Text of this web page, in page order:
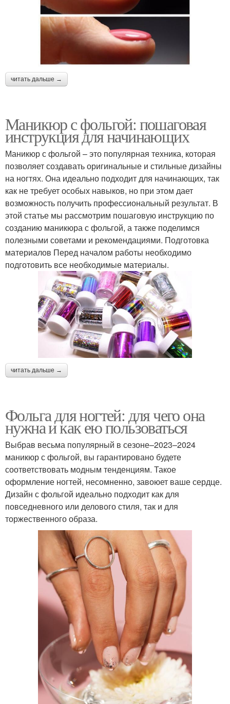
читать дальше →
Маникюр с фольгой: пошаговая
инструкция для начинающих
Маникюр с фольгой – это популярная техника, которая
позволяет создавать оригинальные и стильные дизайны
на ногтях. Она идеально подходит для начинающих, так
как не требует особых навыков, но при этом дает
возможность получить профессиональный результат. В
этой статье мы рассмотрим пошаговую инструкцию по
созданию маникюра с фольгой, а также поделимся
полезными советами и рекомендациями. Подготовка
материалов Перед началом работы необходимо
подготовить все необходимые материалы.
читать дальше →
Фольга для ногтей: для чего она
нужна и как ею пользоваться
Выбрав весьма популярный в сезоне–2023–2024
маникюр с фольгой, вы гарантировано будете
соответствовать модным тенденциям. Такое
оформление ногтей, несомненно, завоюет ваше сердце.
Дизайн с фольгой идеально подходит как для
повседневного или делового стиля, так и для
торжественного образа.